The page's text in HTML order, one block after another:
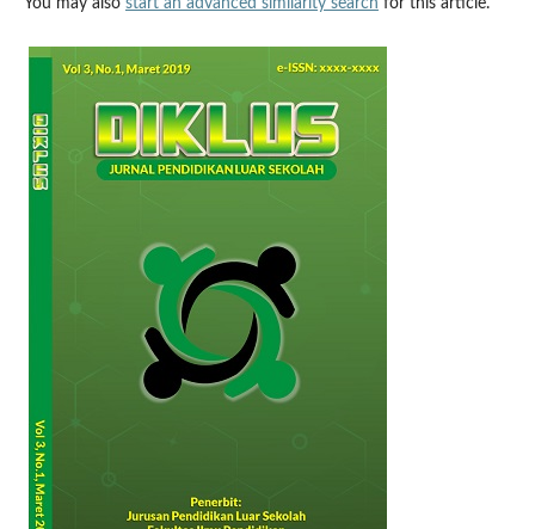
You may also start an advanced similarity search for this article.